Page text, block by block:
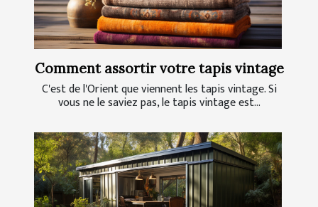
Comment assortir votre tapis vintage
C'est de l'Orient que viennent les tapis vintage. Si
vous ne le saviez pas, le tapis vintage est...